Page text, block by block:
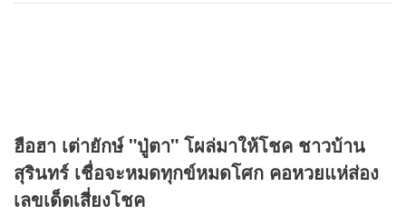
ฮือฮา เต่ายักษ์ "ปู่ตา" โผล่มาให้โชค ชาวบ้าน
สุรินทร์ เชื่อจะหมดทุกข์หมดโศก คอหวยแห่ส่อง
เลขเด็ดเสี่ยงโชค